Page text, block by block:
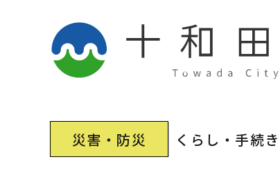
災害・防災 くらし・手続き